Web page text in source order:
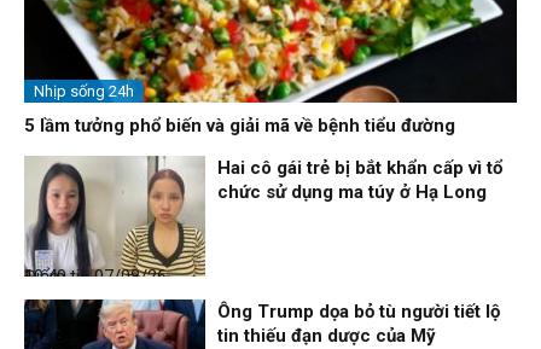
Nhịp sống 24h
5 lầm tưởng phổ biến và giải mã về bệnh tiểu đường
Điểm tin
07/08/26, 10:40
Hai cô gái trẻ bị bắt khẩn cấp vì tổ
chức sử dụng ma túy ở Hạ Long
Ông Trump dọa bỏ tù người tiết lộ
tin thiếu đạn dược của Mỹ